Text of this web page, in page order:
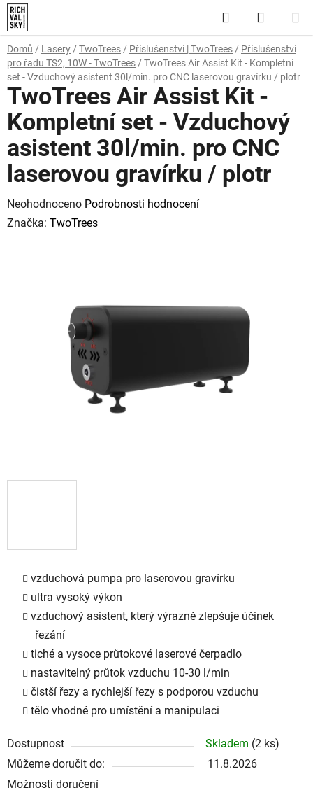
Přejít
na
obsah
Hledat
KOŠÍK
Domů / Lasery / TwoTrees / Příslušenství | TwoTrees / Příslušenství
pro řadu TS2, 10W - TwoTrees / TwoTrees Air Assist Kit - Kompletní
set - Vzduchový asistent 30l/min. pro CNC laserovou gravírku / plotr
vzduchová pumpa pro laserovou gravírku
ultra vysoký výkon
vzduchový asistent, který výrazně zlepšuje účinek
řezání
tiché a vysoce průtokové laserové čerpadlo
nastavitelný průtok vzduchu 10-30 l/min
čistší řezy a rychlejší řezy s podporou vzduchu
tělo vhodné pro umístění a manipulaci
Dostupnost Skladem (2 ks)
Můžeme doručit do:
11.8.2026
Možnosti doručení
TwoTrees Air Assist Kit -
Kompletní set - Vzduchový
asistent 30l/min. pro CNC
laserovou gravírku / plotr
Průměrné
hodnocení
Neohodnoceno Podrobnosti hodnocení
Značka: TwoTrees